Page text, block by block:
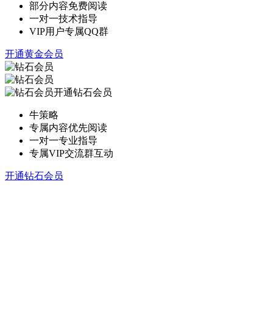
部分内容免费阅读
一对一技术指导
VIP用户专属QQ群
开通黄金会员
开通钻石会员
牛策略
专属内容优先阅读
一对一专业指导
专属VIP交流群互动
开通钻石会员